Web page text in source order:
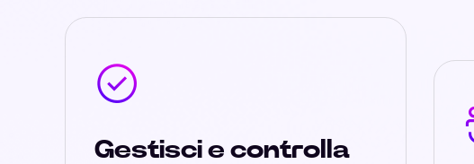
Gestisci e controlla